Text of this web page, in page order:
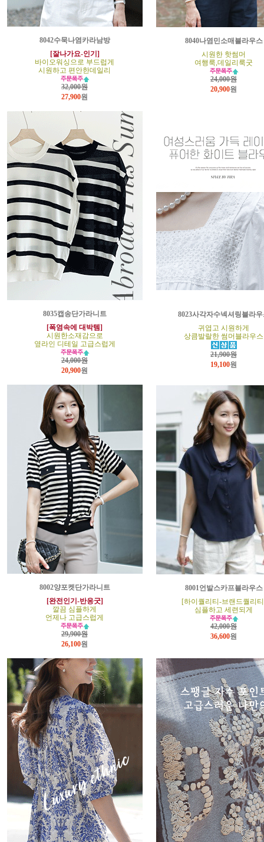
8042수묵나염카라남방
[잘나가요-인기]
바이오워싱으로 부드럽게
시원하고 편안한데일리
32,000원
27,900원
8040나염민소매블라우스
시원한 핫썸머
여행룩,데일리룩굿
24,000원
20,900원
8035캡송단가라니트
[폭염속에 대박템]
시원한소재감으로
옆라인 디테일 고급스럽게
24,000원
20,900원
8023사각자수넥셔링블라우
귀엽고 시원하게
상큼발랄한 썸머블라우스
21,900원
19,100원
8002양포켓단가라니트
[완전인기-반응굿]
깔끔 심플하게
언제나 고급스럽게
29,900원
26,100원
8001언발스카프블라우스
[하이퀄리티-브랜드퀄리
심플하고 세련되게
42,000원
36,600원